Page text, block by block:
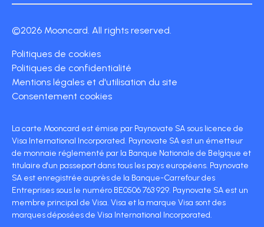
©2026 Mooncard. All rights reserved.
Politiques de cookies
Politiques de confidentialité
Mentions légales et d'utilisation du site
Consentement cookies
La carte Mooncard est émise par Paynovate SA sous licence de
Visa International Incorporated. Paynovate SA est un émetteur
de monnaie réglementé par la Banque Nationale de Belgique et
titulaire d'un passeport dans tous les pays européens. Paynovate
SA est enregistrée auprès de la Banque-Carrefour des
Entreprises sous le numéro BE0506 763 929. Paynovate SA est un
membre principal de Visa. Visa et la marque Visa sont des
marques déposées de Visa International Incorporated.